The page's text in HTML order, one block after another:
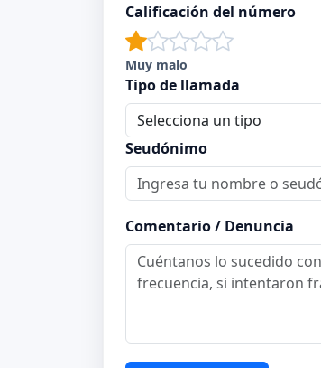
Calificación del número
Muy malo
Tipo de llamada
Seudónimo
Comentario / Denuncia